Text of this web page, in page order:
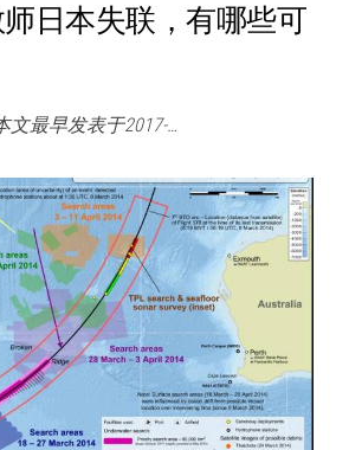
日本失联，有哪些可
文最早发表于2017-…